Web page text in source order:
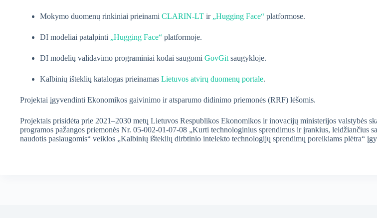
Mokymo duomenų rinkiniai prieinami CLARIN-LT ir „Hugging Face“ platformose.
DI modeliai patalpinti „Hugging Face“ platformoje.
DI modelių validavimo programiniai kodai saugomi GovGit saugykloje.
Kalbinių išteklių katalogas prieinamas Lietuvos atvirų duomenų portale.
Projektai įgyvendinti Ekonomikos gaivinimo ir atsparumo didinimo priemonės (RRF) lėšomis.
Projektais prisidėta prie 2021–2030 metų Lietuvos Respublikos Ekonomikos ir inovacijų ministerijos valstybės
programos pažangos priemonės Nr. 05-002-01-07-08 „Kurti technologinius sprendimus ir įrankius, leidžiančius
naudotis paslaugomis“ veiklos „Kalbinių išteklių dirbtinio intelekto technologijų sprendimų poreikiams plėtra“